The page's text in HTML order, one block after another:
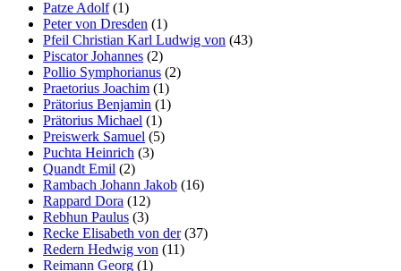
Patze Adolf(1)
Peter von Dresden (1)
Pfeil Christian Karl Ludwig von (43)
Piscator Johannes (2)
Pollio Symphorianus (2)
Praetorius Joachim (1)
Prätorius Benjamin (1)
Prätorius Michael (1)
Preiswerk Samuel (5)
Puchta Heinrich (3)
Quandt Emil (2)
Rambach Johann Jakob (16)
Rappard Dora (12)
Rebhun Paulus (3)
Recke Elisabeth von der(37)
Redern Hedwig von (11)
Reimann Georg (1)